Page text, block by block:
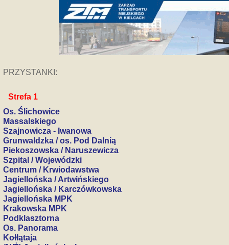
PRZYSTANKI:
Strefa 1
Os. Ślichowice
Massalskiego
Szajnowicza - Iwanowa
Grunwaldzka / os. Pod Dalnią
Piekoszowska / Naruszewicza
Szpital / Wojewódzki
Centrum / Krwiodawstwa
Jagiellońska / Artwińskiego
Jagiellońska / Karczówkowska
Jagiellońska MPK
Krakowska MPK
Podklasztorna
Os. Panorama
Kołłątaja